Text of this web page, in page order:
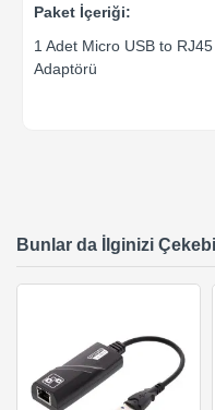
Paket İçeriği:
1 Adet Micro USB to
Adaptörü
Bunlar da İlginizi